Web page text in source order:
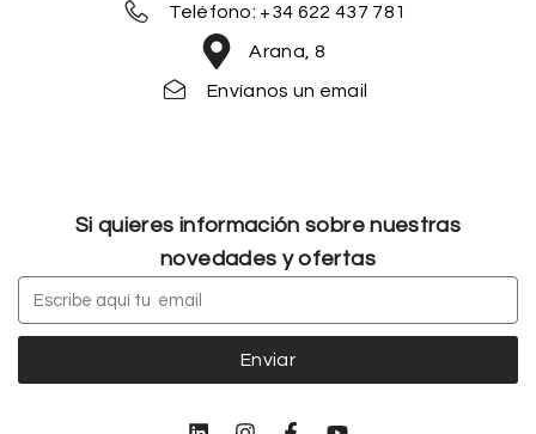
Teléfono: +34 622 437 781
Arana, 8
Envíanos un email
Si quieres información sobre nuestras
novedades y ofertas
Enviar